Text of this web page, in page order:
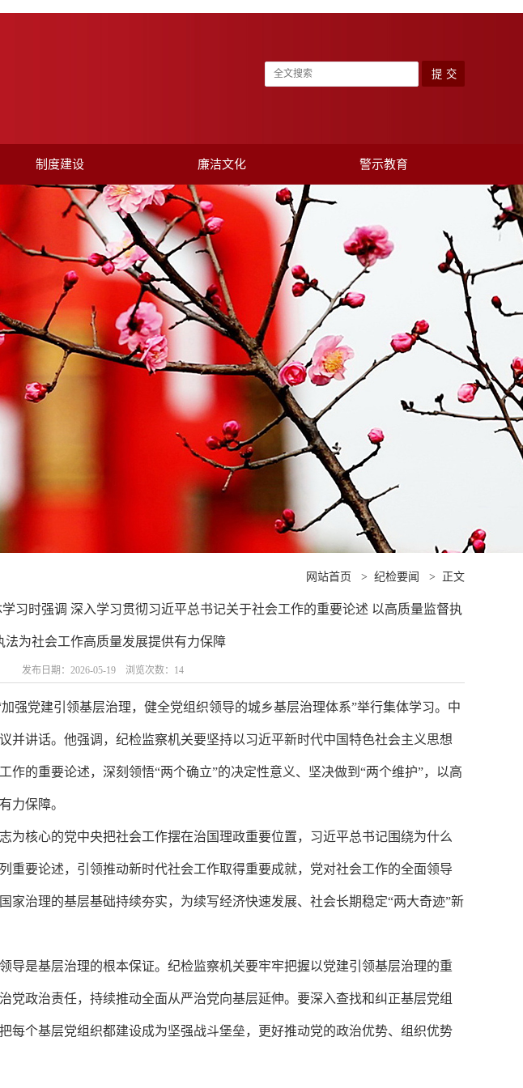
制度建设 廉洁文化 警示教育
网站首页 > 纪检要闻 > 正文
习时强调 深入学习贯彻习近平总书记关于社会工作的重要论述 以高质量监督执
法为社会工作高质量发展提供有力保障
发布日期：2026-05-19 浏览次数： 14
强党建引领基层治理，健全党组织领导的城乡基层治理体系”举行集体学习。中
并讲话。他强调，纪检监察机关要坚持以习近平新时代中国特色社会主义思想
作的重要论述，深刻领悟“两个确立”的决定性意义、坚决做到“两个维护”，以高
力保障。
为核心的党中央把社会工作摆在治国理政重要位置，习近平总书记围绕为什么
重要论述，引领推动新时代社会工作取得重要成就，党对社会工作的全面领导
家治理的基层基础持续夯实，为续写经济快速发展、社会长期稳定“两大奇迹”新
导是基层治理的根本保证。纪检监察机关要牢牢把握以党建引领基层治理的重
党政治责任，持续推动全面从严治党向基层延伸。要深入查找和纠正基层党组
每个基层党组织都建设成为坚强战斗堡垒，更好推动党的政治优势、组织优势